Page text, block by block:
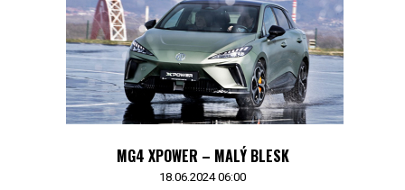
MG4 XPOWER – MALÝ BLESK
18.06.2024 06:00